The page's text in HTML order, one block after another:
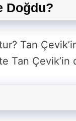
Doğdu?
Tan
Tan